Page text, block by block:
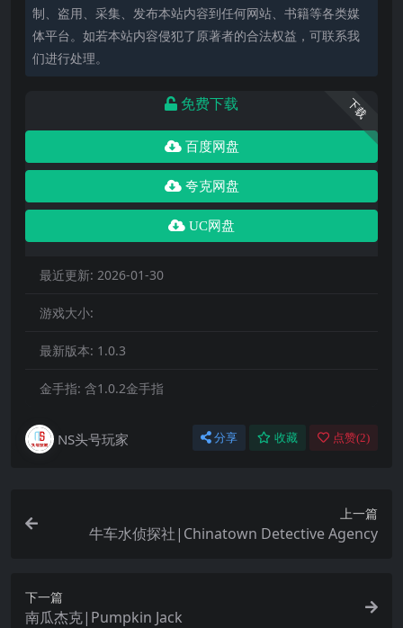
制、盗用、采集、发布本站内容到任何网站、书籍等各类媒
体平台。如若本站内容侵犯了原著者的合法权益，可联系我
们进行处理。
下载
免费下载
百度网盘
夸克网盘
UC网盘
最近更新: 2026-01-30
游戏大小:
最新版本: 1.0.3
金手指: 含1.0.2金手指
NS头号玩家 分享 收藏 点赞(2)
上一篇
牛车水侦探社|Chinatown Detective Agency
下一篇
南瓜杰克|Pumpkin Jack